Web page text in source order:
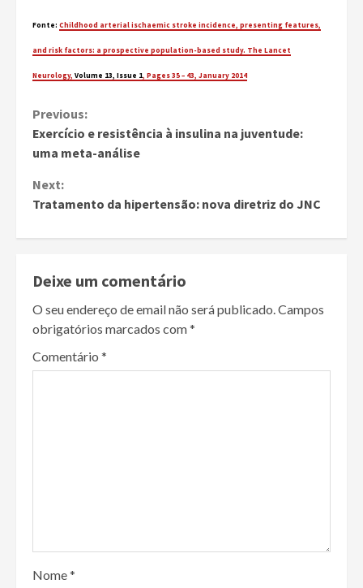
Fonte: Childhood arterial ischaemic stroke incidence, presenting features,
and risk factors: a prospective population-based study. The Lancet
Neurology, Volume 13, Issue 1, Pages 35 – 43, January 2014
Continue
Reading
Previous:
Exercício e resistência à insulina na juventude:
uma meta-análise
Next:
Tratamento da hipertensão: nova diretriz do JNC
Deixe um comentário
O seu endereço de email não será publicado.Campos
obrigatórios marcados com*
Comentário *
Nome*